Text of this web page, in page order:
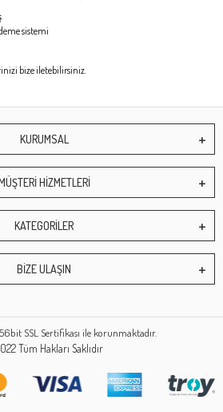
sistemi
bize iletebilirsiniz.
KURUMSAL
HİZMETLERİ
KATEGORİLER
BİZE ULAŞIN
SSL Sertifikası ile korunmaktadır.
Tüm Hakları Saklıdır